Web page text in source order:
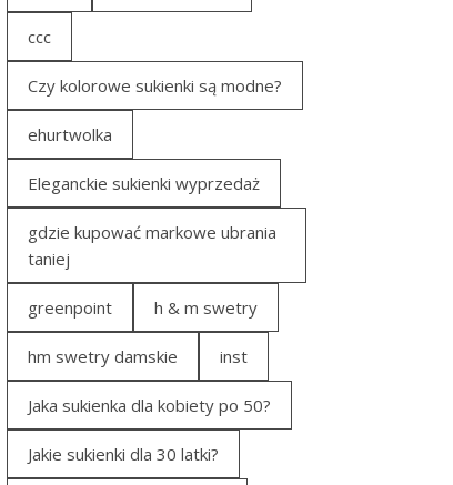
ccc
Czy kolorowe sukienki są modne?
ehurtwolka
Eleganckie sukienki wyprzedaż
gdzie kupować markowe ubrania
taniej
greenpoint h & m swetry
hm swetry damskie inst
Jaka sukienka dla kobiety po 50?
Jakie sukienki dla 30 latki?